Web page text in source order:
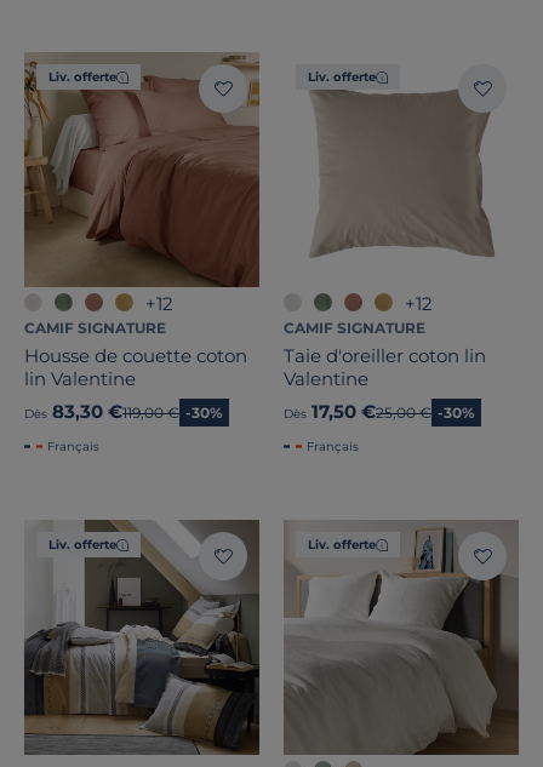
Liv. offerte
+12
CAMIF SIGNATURE
Housse de couette coton
lin Valentine
Dès 83,30 €Ancien prix
119,00 € -30%
Français
Liv. offerte
+12
CAMIF SIGNATURE
Taie d'oreiller coton lin
Valentine
Dès 17,50 €Ancien prix
25,00 € -30%
Français
Liv. offerte Liv. offerte